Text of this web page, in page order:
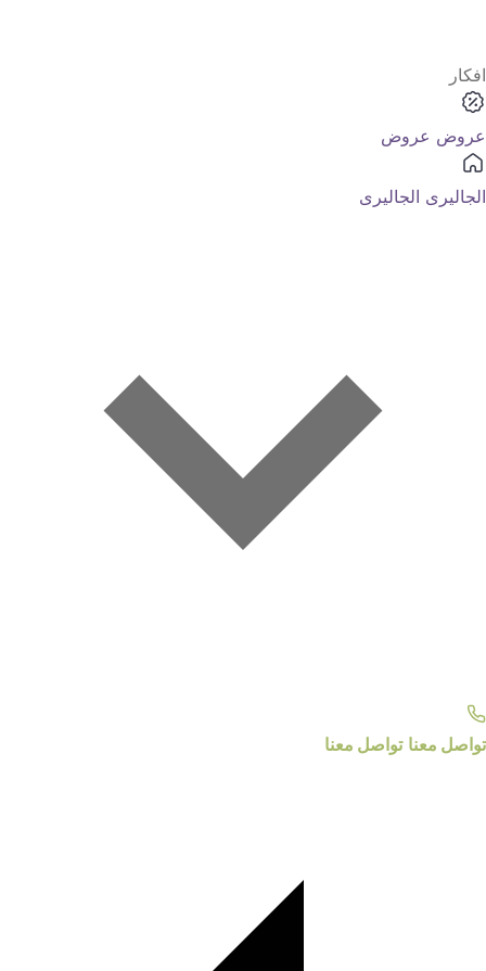
افكار
عروض عروض
الجاليرى الجاليرى
تواصل معنا تواصل معنا